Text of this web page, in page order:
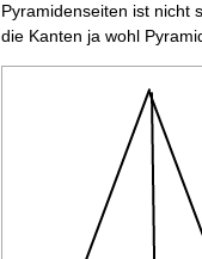
Pyramidenseiten ist nicht
die Kanten ja wohl